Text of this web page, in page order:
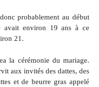
probablement au début
avait environ 19 ans à ce
21.
la cérémonie du mariage.
aux invités des dattes, des
et de beurre gras appelé